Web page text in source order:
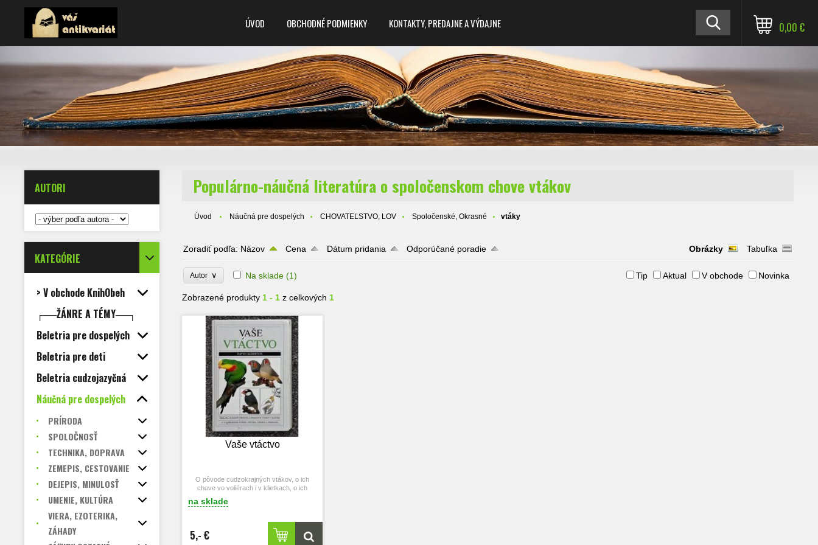
ÚVOD OBCHODNÉ PODMIENKY KONTAKTY, PREDAJNE A VÝDAJNE 0,00 €
AUTORI
KATEGÓRIE
> V obchode KnihObeh
┌──ŽÁNRE A TÉMY──┐
Beletria pre dospelých
Beletria pre deti
Beletria cudzojazyčná
Náučná pre dospelých
PRÍRODA
SPOLOČNOSŤ
TECHNIKA, DOPRAVA
ZEMEPIS, CESTOVANIE
DEJEPIS, MINULOSŤ
UMENIE, KULTÚRA
VIERA, EZOTERIKA,
ZÁHADY
Populárno-náučná literatúra o spoločenskom chove vtákov
Úvod Náučná pre dospelých CHOVATEĽSTVO, LOV Spoločenské, Okrasné vtáky
Zoradiť podľa: Názov Cena Dátum pridania Odporúčané poradie Obrázky Tabuľka
Autor ∨ Na sklade (1) Tip Aktual V obchode Novinka
Zobrazené produkty 1 - 1 z celkových 1
Vaše vtáctvo
O pôvode cudzokrajných vtákov, o ich
chove vo voliérach i v klietkach, o ich
na sklade
5,- €